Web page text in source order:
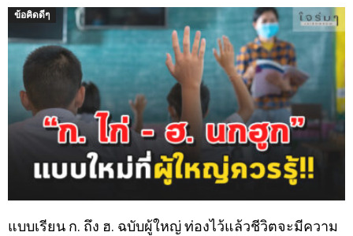
ข้อคิดดีๆ
แบบเรียน ก. ถึง ฮ. ฉบับผู้ใหญ่ ท่องไว้แล้วชีวิตจะมีความ